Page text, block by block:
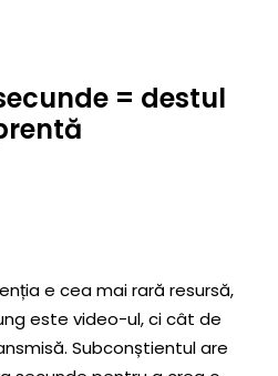
= destul
e cea mai rară resursă,
este video-ul, ci cât de
Subconștientul are